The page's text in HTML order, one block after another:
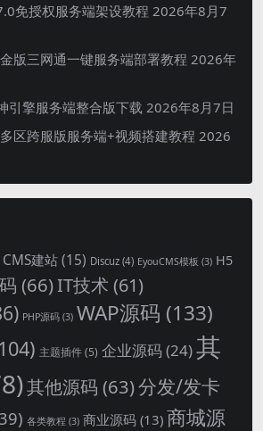
免授权服务端架设教程 2026年8月7
版三网通一键服务端部署教程 2026年
引擎服务端整合版下载 2026年8月7日
区跨服版服务端+视频搭建教程 2026
CMS建站 (15) Discuz (4) EyouCMS模板 (3) H5
(66)IT技术 (61)
PHP源码 (3) WAP源码 (133)
主题插件(5) 企业源码 (24)其
其他源码 (63)分发/发卡
各类教程 (3) 商业源码 (13) 商城源